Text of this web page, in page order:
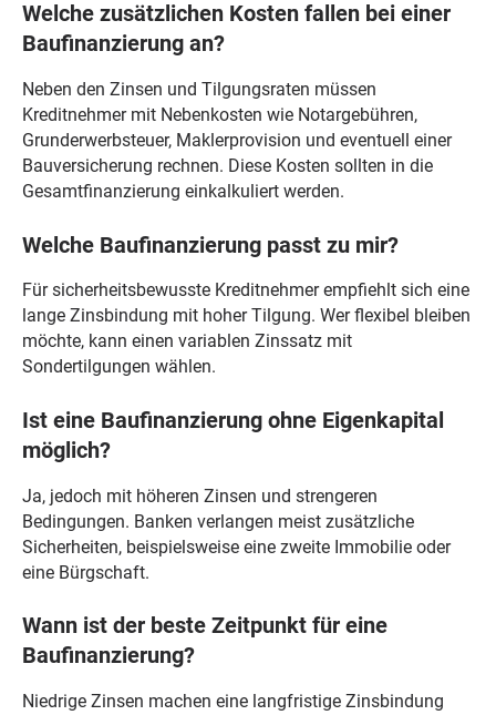
Welche zusätzlichen Kosten fallen bei einer
Baufinanzierung an?
Neben den Zinsen und Tilgungsraten müssen
Kreditnehmer mit Nebenkosten wie Notargebühren,
Grunderwerbsteuer, Maklerprovision und eventuell einer
Bauversicherung rechnen. Diese Kosten sollten in die
Gesamtfinanzierung einkalkuliert werden.
Welche Baufinanzierung passt zu mir?
Für sicherheitsbewusste Kreditnehmer empfiehlt sich eine
lange Zinsbindung mit hoher Tilgung. Wer flexibel bleiben
möchte, kann einen variablen Zinssatz mit
Sondertilgungen wählen.
Ist eine Baufinanzierung ohne Eigenkapital
möglich?
Ja, jedoch mit höheren Zinsen und strengeren
Bedingungen. Banken verlangen meist zusätzliche
Sicherheiten, beispielsweise eine zweite Immobilie oder
eine Bürgschaft.
Wann ist der beste Zeitpunkt für eine
Baufinanzierung?
Niedrige Zinsen machen eine langfristige Zinsbindung